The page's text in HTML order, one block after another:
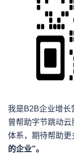
我是B2B企业增长
曾帮助字节跳动
体系，期待帮助更
的企业”。